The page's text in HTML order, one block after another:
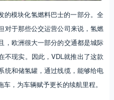
的模块化氢燃料巴士的一部分。全
对于那些公交运营公司来说，氢燃
，欧洲很大一部分的交通都是城际
不现实。因此，VDL就推出了这款
统和储氢罐，通过线缆，能够给电
，为车辆赋予更长的续航里程。